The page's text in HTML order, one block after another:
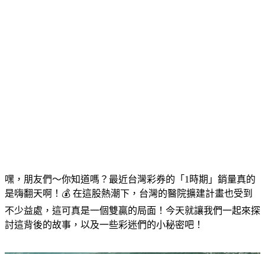
嘿，朋友們～你知道嗎？最近台灣彩券的「1時期」銷量真的
是嗨翻天啊！💰 在這股熱潮下，台灣的醫院擴建計畫也受到
不少益處，這可真是一個雙贏的局面！今天就讓我們一起來探
討這背後的故事，以及一些彩迷們的小秘密吧！